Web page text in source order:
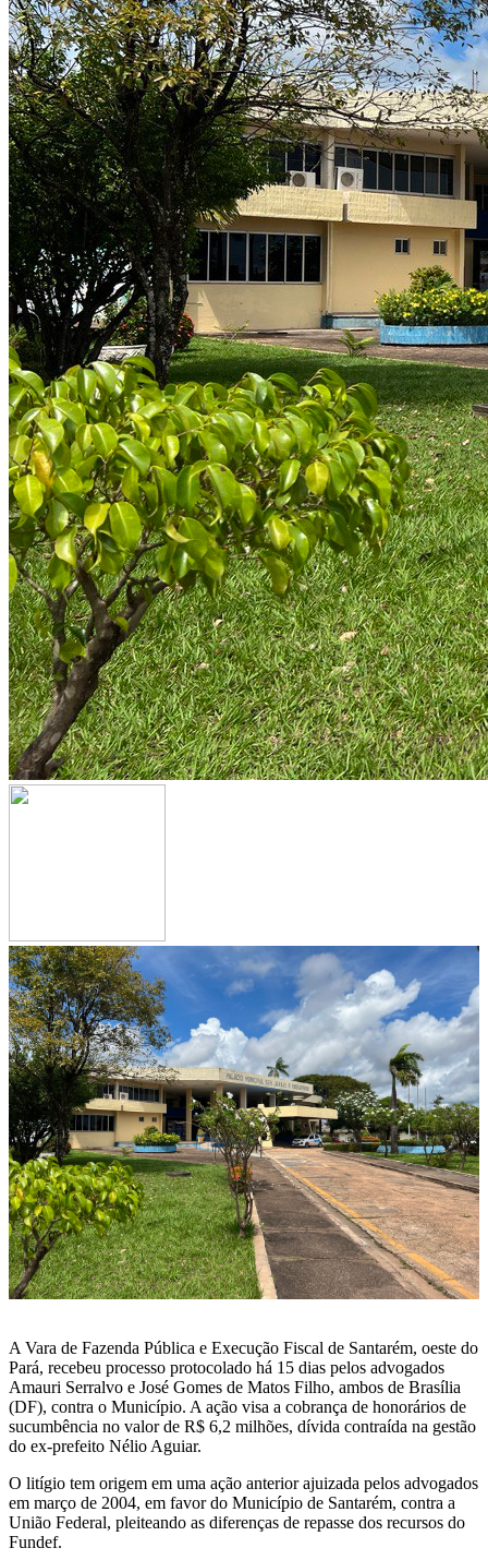
A Vara de Fazenda Pública e Execução Fiscal de Santarém, oeste do
Pará, recebeu processo protocolado há 15 dias pelos advogados
Amauri Serralvo e José Gomes de Matos Filho, ambos de Brasília
(DF), contra o Município. A ação visa a cobrança de honorários de
sucumbência no valor de R$ 6,2 milhões, dívida contraída na gestão
do ex-prefeito Nélio Aguiar.
O litígio tem origem em uma ação anterior ajuizada pelos advogados
em março de 2004, em favor do Município de Santarém, contra a
União Federal, pleiteando as diferenças de repasse dos recursos do
Fundef.